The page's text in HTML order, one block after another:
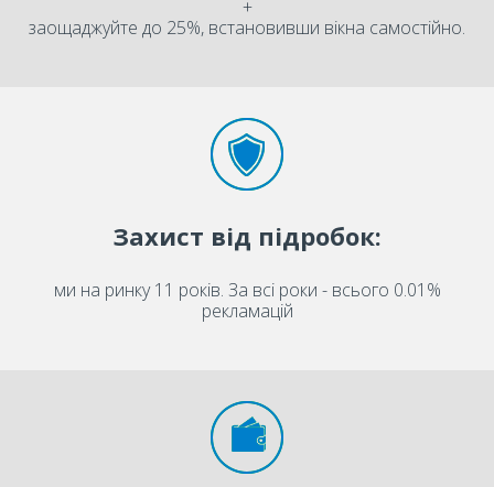
+
заощаджуйте до 25%, встановивши вікна самостійно.
Захист від підробок:
ми на ринку 11 років. За всі роки - всього 0.01%
рекламацій